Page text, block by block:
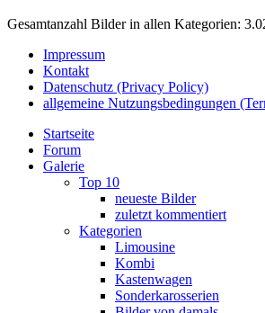
Gesamtanzahl Bilder in allen Kategorien:
Impressum
Kontakt
Datenschutz (Privacy Policy)
allgemeine Nutzungsbedingungen
Startseite
Forum
Galerie
Top 10
neueste Bilder
zuletzt kommentiert
Kategorien
Limousine
Kombi
Kastenwagen
Sonderkarosserien